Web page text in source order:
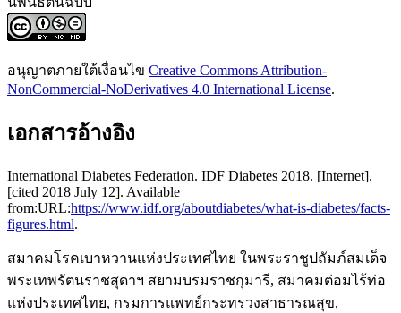
อนุญาตภายใต้เงื่อนไข Creative Commons Attribution-
NonCommercial-NoDerivatives 4.0 International License.
เอกสารอ้างอิง
International Diabetes Federation. IDF Diabetes 2018. [Internet].
[cited 2018 July 12]. Available
from:URL:https://www.idf.org/aboutdiabetes/what-is-diabetes/facts-
figures.html.
สมาคมโรคเบาหวานแห่งประเทศไทย ในพระราชูปถัมภ์สมเด็จ
พระเทพรัตนราชสุดาฯ สยามบรมราชกุมารี, สมาคมต่อมไร้ท่อ
แห่งประเทศไทย, กรมการแพทย์กระทรวงสาธารณสุข,